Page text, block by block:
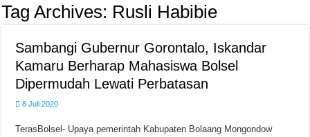
Tag Archives: Rusli Habibie
Sambangi Gubernur Gorontalo, Iskandar
Kamaru Berharap Mahasiswa Bolsel
Dipermudah Lewati Perbatasan
8 Juli 2020
TerasBolsel- Upaya pemerintah Kabupaten Bolaang Mongondow